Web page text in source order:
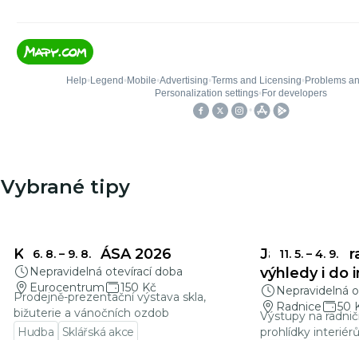
Vybrané tipy
6. 8. – 9. 8.
KŘEHKÁ KRÁSA 2026
Nepravidelná otevírací doba
Eurocentrum
150 Kč
Prodejně-prezentační výstava skla,
bižuterie a vánočních ozdob
Hudba
Sklářská akce
11. 5. – 4. 9.
Jablonecká
výhledy i do
Nepravidelná
Radnice
50
Výstupy na
prohlídky